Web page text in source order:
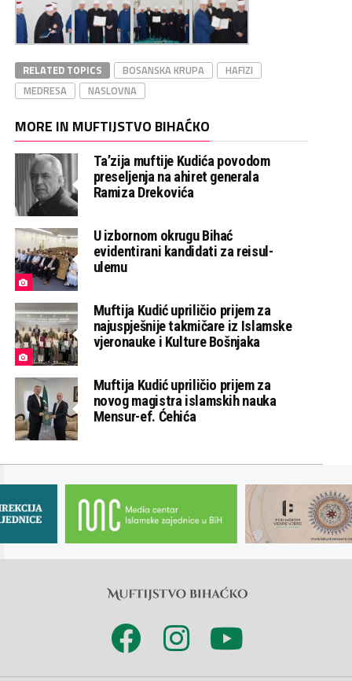
RELATED TOPICS BOSANSKA KRUPA
HAFIZI
MEDRESA
NASLOVNA
MORE IN MUFTIJSTVO BIHAĆKO
Ta’zija muftije Kudića povodom
preseljenja na ahiret generala
Ramiza Drekovića
U izbornom okrugu Bihać
evidentirani kandidati za reisul-
ulemu
Muftija Kudić upriličio prijem za
najuspješnije takmičare iz Islamske
vjeronauke i Kulture Bošnjaka
Muftija Kudić upriličio prijem za
novog magistra islamskih nauka
Mensur-ef. Ćehića